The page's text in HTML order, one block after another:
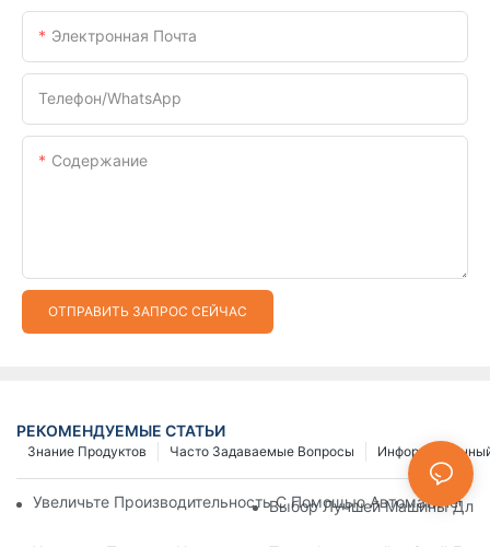
Электронная Почта
Телефон/WhatsApp
Содержание
ОТПРАВИТЬ ЗАПРОС СЕЙЧАС
РЕКОМЕНДУЕМЫЕ СТАТЬИ
Часто Задаваемые Вопросы
Знание Продуктов
Увеличьте Производительность С ПомощьюВыбор Лучшей Машины Для